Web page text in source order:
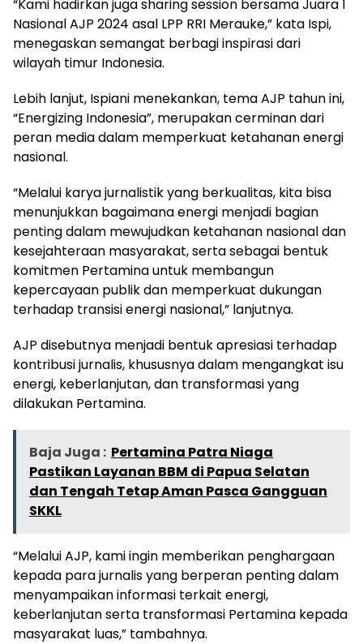
“Kami hadirkan juga sharing session bersama Juara 1
Nasional AJP 2024 asal LPP RRI Merauke,” kata Ispi,
menegaskan semangat berbagi inspirasi dari
wilayah timur Indonesia.
Lebih lanjut, Ispiani menekankan, tema AJP tahun ini,
“Energizing Indonesia”, merupakan cerminan dari
peran media dalam memperkuat ketahanan energi
nasional.
“Melalui karya jurnalistik yang berkualitas, kita bisa
menunjukkan bagaimana energi menjadi bagian
penting dalam mewujudkan ketahanan nasional dan
kesejahteraan masyarakat, serta sebagai bentuk
komitmen Pertamina untuk membangun
kepercayaan publik dan memperkuat dukungan
terhadap transisi energi nasional,” lanjutnya.
AJP disebutnya menjadi bentuk apresiasi terhadap
kontribusi jurnalis, khususnya dalam mengangkat isu
energi, keberlanjutan, dan transformasi yang
dilakukan Pertamina.
Baja Juga : Pertamina Patra Niaga
Pastikan Layanan BBM di Papua Selatan
dan Tengah Tetap Aman Pasca Gangguan
SKKL
“Melalui AJP, kami ingin memberikan penghargaan
kepada para jurnalis yang berperan penting dalam
menyampaikan informasi terkait energi,
keberlanjutan serta transformasi Pertamina kepada
masyarakat luas,” tambahnya.